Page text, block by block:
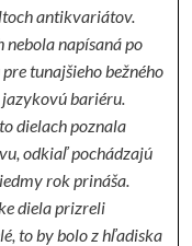
antikvariátov.
nebola napísaná po
tunajšieho bežného
bariéru.
dielach poznala
odkiaľ pochádzajú
rok prináša.
diela prizreli
to by bolo z hľadiska